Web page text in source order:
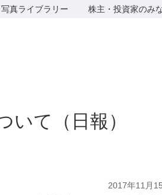
真ライブラリー 株主・投資家のみ
いて（日報）
2017年11月